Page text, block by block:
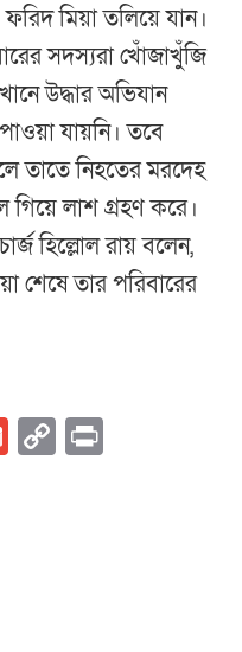
মিয়া তলিয়ে যান।
সদস্যরা খোঁজাখুঁজি
উদ্ধার অভিযান
যায়নি। তবে
তাতে নিহতের মরদেহ
গিয়ে লাশ গ্রহণ করে।
হিল্লোল রায় বলেন,
শেষে তার পরিবারের
Gmail
Copy